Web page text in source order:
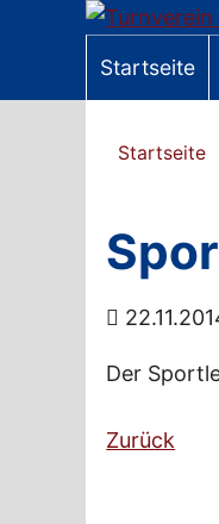
Startseite
Startseite
Der
Zurück